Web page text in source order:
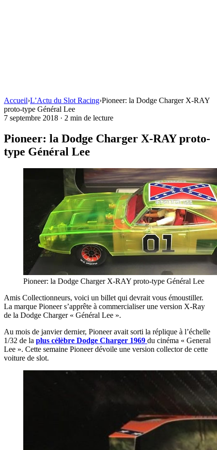
Accueil›L’Actu du Slot Racing›Pioneer: la Dodge Charger X-RAY
proto-type Général Lee
7 septembre 2018 · 2 min de lecture
Pioneer: la Dodge Charger X-RAY proto-
type Général Lee
Pioneer: la Dodge Charger X-RAY proto-type Général Lee
Amis Collectionneurs, voici un billet qui devrait vous émoustiller.
La marque Pioneer s’apprête à commercialiser une version X-Ray
de la Dodge Charger « Général Lee ».
Au mois de janvier dernier, Pioneer avait sorti la réplique à l’échelle
1/32 de la plus célèbre Dodge Charger 1969 du cinéma « General
Lee ». Cette semaine Pioneer dévoile une version collector de cette
voiture de slot.